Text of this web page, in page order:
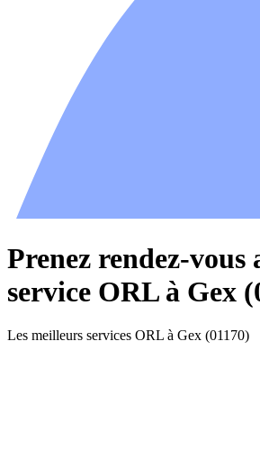
Prenez rendez-vous
service ORL à Gex
Les meilleurs services ORL à Gex (01170)